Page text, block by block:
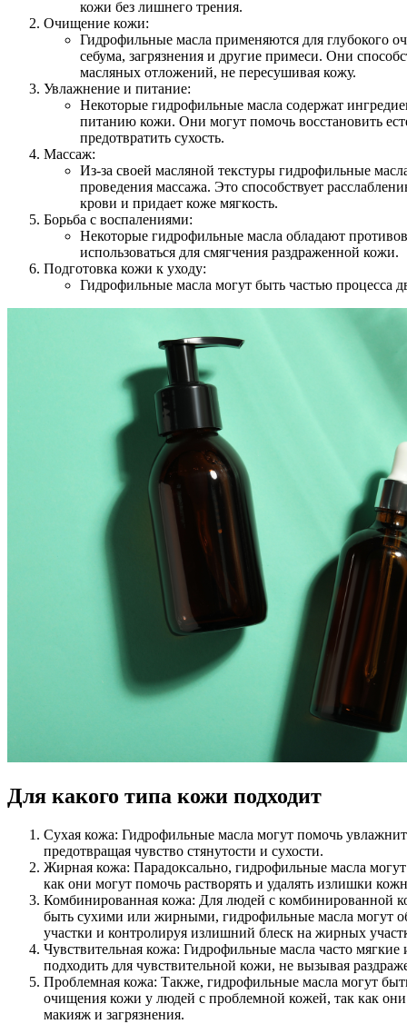
кожи без лишнего трения.
Очищение кожи:
Гидрофильные масла применяются для глубокого
себума, загрязнения и другие примеси. Они
масляных отложений, не пересушивая кожу.
Увлажнение и питание:
Некоторые гидрофильные масла содержат
питанию кожи. Они могут помочь восстановить
предотвратить сухость.
Массаж:
Из-за своей масляной текстуры гидрофильные
проведения массажа. Это способствует
крови и придает коже мягкость.
Борьба с воспалениями:
Некоторые гидрофильные масла обладают
использоваться для смягчения раздраженной кожи.
Подготовка кожи к уходу:
Гидрофильные масла могут быть частью процесса
Для какого типа кожи подходит
Сухая кожа: Гидрофильные масла могут помочь
предотвращая чувство стянутости и сухости.
Жирная кожа: Парадоксально, гидрофильные масла
как они могут помочь растворять и удалять излишки
Комбинированная кожа: Для людей с комбинированной
быть сухими или жирными, гидрофильные масла могут
участки и контролируя излишний блеск на жирных
Чувствительная кожа: Гидрофильные масла часто
подходить для чувствительной кожи, не вызывая
Проблемная кожа: Также, гидрофильные масла могут
очищения кожи у людей с проблемной кожей, так как
макияж и загрязнения.